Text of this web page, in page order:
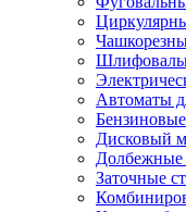
Автоматы
Дисковый
Долбежные
Заточные